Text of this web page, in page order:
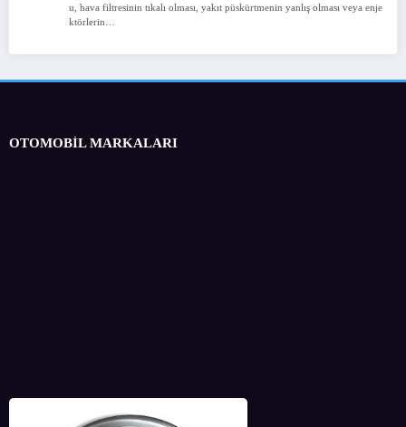
u, hava filtresinin tıkalı olması, yakıt püskürtmenin yanlış olması veya enje
ktörlerin…
OTOMOBİL MARKALARI